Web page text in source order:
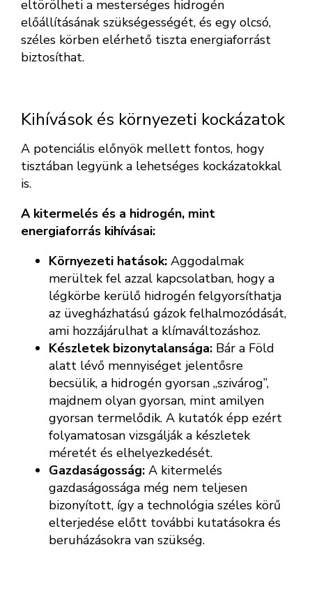
eltörölheti a mesterséges hidrogén
előállításának szükségességét, és egy olcsó,
széles körben elérhető tiszta energiaforrást
biztosíthat.
Kihívások és környezeti kockázatok
A potenciális előnyök mellett fontos, hogy
tisztában legyünk a lehetséges kockázatokkal
is.
A kitermelés és a hidrogén, mint
energiaforrás kihívásai:
Környezeti hatások: Aggodalmak
merültek fel azzal kapcsolatban, hogy a
légkörbe kerülő hidrogén felgyorsíthatja
az üvegházhatású gázok felhalmozódását,
ami hozzájárulhat a klímaváltozáshoz.
Készletek bizonytalansága: Bár a Föld
alatt lévő mennyiséget jelentősre
becsülik, a hidrogén gyorsan „szivárog”,
majdnem olyan gyorsan, mint amilyen
gyorsan termelődik. A kutatók épp ezért
folyamatosan vizsgálják a készletek
méretét és elhelyezkedését.
Gazdaságosság: A kitermelés
gazdaságossága még nem teljesen
bizonyított, így a technológia széles körű
elterjedése előtt további kutatásokra és
beruházásokra van szükség.